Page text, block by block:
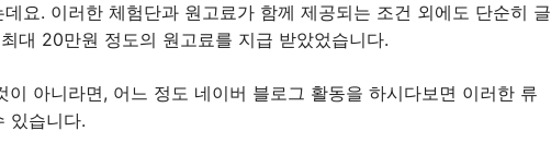
요. 이러한 체험단과 원고료가 함께 제공되는 조건 외에도 단순히 글
대 20만원 정도의 원고료를 지급 받았었습니다.
아니라면, 어느 정도 네이버 블로그 활동을 하시다보면 이러한 류
있습니다.